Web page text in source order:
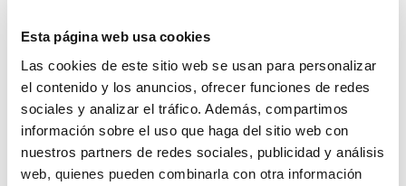
Esta página web usa cookies
Las cookies de este sitio web se usan para personalizar
el contenido y los anuncios, ofrecer funciones de redes
sociales y analizar el tráfico. Además, compartimos
información sobre el uso que haga del sitio web con
nuestros partners de redes sociales, publicidad y análisis
web, quienes pueden combinarla con otra información
Windows Lock Screen.
Windows Netlogon.
Windows Network Address
Translation (NAT).
Windows Network File System.
Windows Network Load Balancing.
Windows NTLM.